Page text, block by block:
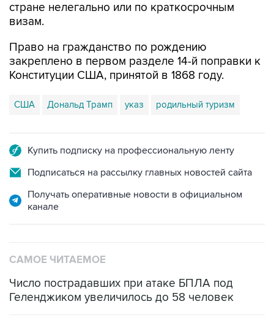
стране нелегально или по краткосрочным
визам.
Право на гражданство по рождению
закреплено в первом разделе 14-й поправки к
Конституции США, принятой в 1868 году.
США Дональд Трамп указ родильный туризм
Купить подписку на профессиональную ленту
Подписаться на рассылку главных новостей сайта
Получать оперативные новости в официальном
канале
САМОЕ ЧИТАЕМОЕ
Число пострадавших при атаке БПЛА под
Геленджиком увеличилось до 58 человек